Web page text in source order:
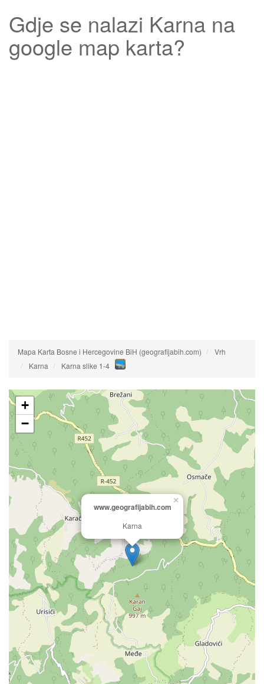
Gdje se nalazi Karna na
google map karta?
Mapa Karta Bosne i Hercegovine BiH (geografijabih.com)
Vrh
Karna
Karna slike 1-4
www.geografijabih.com
Karna
×
+
−